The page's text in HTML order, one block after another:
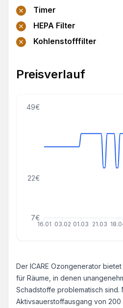
Timer
HEPA Filter
Kohlenstofffilter
Preisverlauf
16.01 03.02 01.03 21.03
7€
22€
49€
Der ICARE Ozongenerator
für Räume, in denen
Schadstoffe problematisch sind.
Aktivsauerstoffausgang von